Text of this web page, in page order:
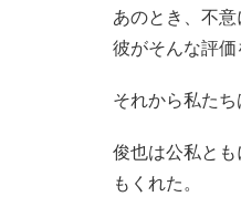
あのとき、不
彼がそんな評価
それから私た
俊也は公私と
もくれた。